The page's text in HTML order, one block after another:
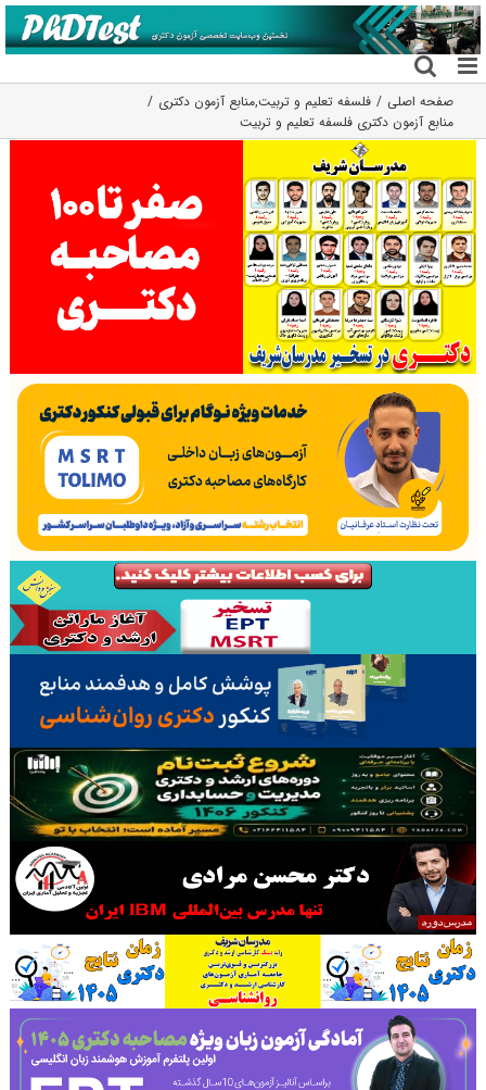
رفتن
به
محتوا
صفحه اصلی فلسفه تعلیم و تربیت,منابع آزمون دکتری
منابع آزمون دکتری فلسفه تعلیم و تربیت